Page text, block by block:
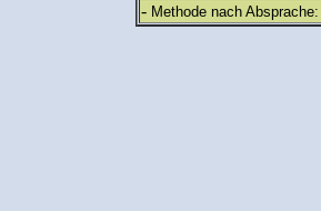
- Methode nach